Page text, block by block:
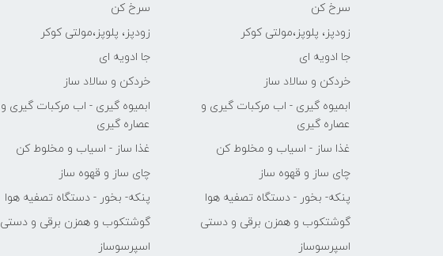
سرخ کن
زودپز، پلوپز،مولتی کوکر
جا ادویه ای
خردکن و سالاد ساز
ابمیوه گیری - اب مرکبات گیری و
عصاره گیری
غذا ساز - اسیاب و مخلوط کن
چای ساز و قهوه ساز
پنکه- بخور - دستگاه تصفیه هوا
گوشتکوب و همزن برقی و دستی
اسپرسوساز
سرخ کن
زودپز، پلوپز،مولتی کوکر
جا ادویه ای
خردکن و سالاد ساز
ابمیوه گیری - اب مرکبات گیری و
عصاره گیری
غذا ساز - اسیاب و مخلوط کن
چای ساز و قهوه ساز
پنکه- بخور - دستگاه تصفیه هوا
گوشتکوب و همزن برقی و دستی
اسپرسوساز